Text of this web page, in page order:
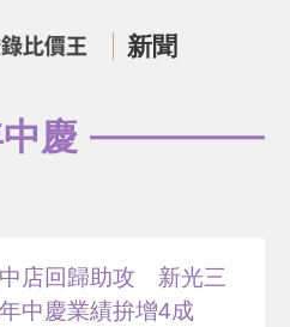
新聞
慶
店回歸助攻 新光三
中慶業績拚增4成